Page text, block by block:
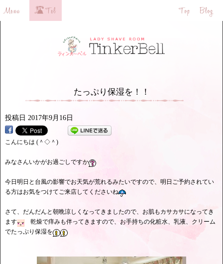
たっぷり保湿を！！
投稿日 2017年9月16日
こんにちは (＾◇＾)
みなさんいかがお過ごしですか
今日明日と台風の影響でお天気が荒れるみたいですので、明日ご予約されてい
る方はお気をつけてご来店してくださいね
さて、だんだんと朝晩涼しくなってきましたので、お肌もカサカサになってき
ます
乾燥で痒みも伴ってきますので、お手持ちの化粧水、乳液、クリーム
でたっぷり保湿を